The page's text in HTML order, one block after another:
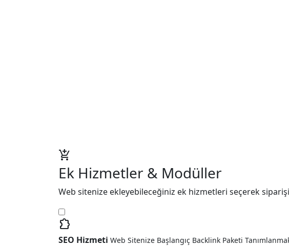
add_shopping_cart
Ek Hizmetler & Modüller
Web sitenize ekleyebileceğiniz ek hizmetleri seçerek
extension
SEO Hizmeti Web Sitenize Başlangıç Backlink Paketi